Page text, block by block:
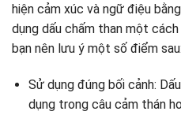
hiện cảm xúc và ngữ điệu
dụng dấu chấm than một
bạn nên lưu ý một số điểm sau:
Sử dụng đúng bối cảnh:
dụng trong câu cảm thán